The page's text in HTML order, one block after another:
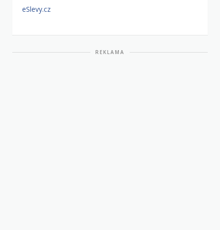
eSlevy.cz
REKLAMA